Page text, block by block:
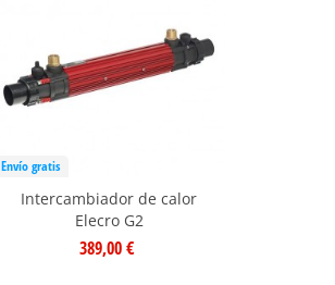
Envío gratis
Intercambiador de calor
Elecro G2
389,00 €